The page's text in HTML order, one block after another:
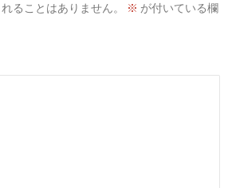
ることはありません。 ※ が付いている欄